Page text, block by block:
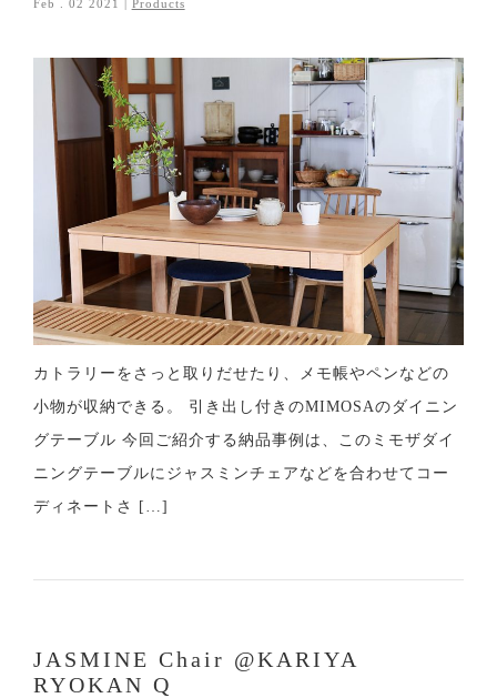
Feb . 02 2021 | Products
カトラリーをさっと取りだせたり、メモ帳やペンなどの
小物が収納できる。 引き出し付きのMIMOSAのダイニン
グテーブル 今回ご紹介する納品事例は、このミモザダイ
ニングテーブルにジャスミンチェアなどを合わせてコー
ディネートさ […]
JASMINE Chair @KARIYA
RYOKAN Q